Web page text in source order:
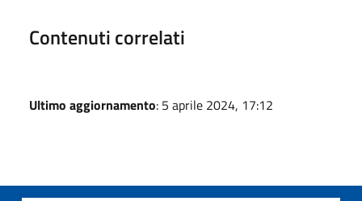
Contenuti correlati
Ultimo aggiornamento: 5 aprile 2024, 17:12